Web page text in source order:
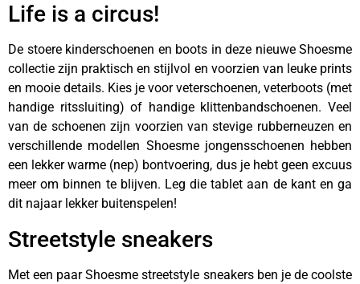
Life is a circus!
De stoere kinderschoenen en boots in deze nieuwe Shoesme
collectie zijn praktisch en stijlvol en voorzien van leuke prints
en mooie details. Kies je voor veterschoenen, veterboots (met
handige ritssluiting) of handige klittenbandschoenen. Veel
van de schoenen zijn voorzien van stevige rubberneuzen en
verschillende modellen Shoesme jongensschoenen hebben
een lekker warme (nep) bontvoering, dus je hebt geen excuus
meer om binnen te blijven. Leg die tablet aan de kant en ga
dit najaar lekker buitenspelen!
Streetstyle sneakers
Met een paar Shoesme streetstyle sneakers ben je de coolste